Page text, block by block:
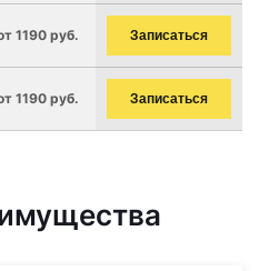
1190 руб. Записаться
1190 руб. Записаться